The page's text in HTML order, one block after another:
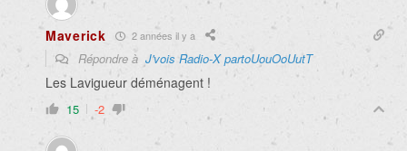
Maverick 2 années il y a
Répondre à J'vois Radio-X partoUouOoUutT
Les Lavigueur déménagent !
15 -2